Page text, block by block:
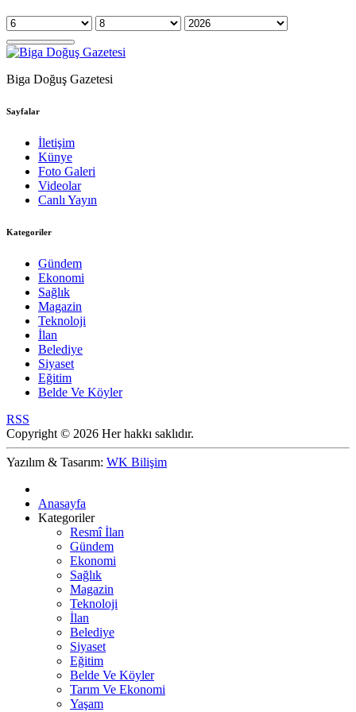
Biga Doğuş Gazetesi
Sayfalar
İletişim
Künye
Foto Galeri
Videolar
Canlı Yayın
Kategoriler
Gündem
Ekonomi
Sağlık
Magazin
Teknoloji
İlan
Belediye
Siyaset
Eğitim
Belde Ve Köyler
RSS
Copyright © 2026 Her hakkı saklıdır.
Yazılım & Tasarım: WK Bilişim
Anasayfa
Kategoriler
Resmî İlan
Gündem
Ekonomi
Sağlık
Magazin
Teknoloji
İlan
Belediye
Siyaset
Eğitim
Belde Ve Köyler
Tarım Ve Ekonomi
Yaşam